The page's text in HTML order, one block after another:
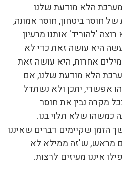
הלא מודעת שלנו
חוסר ביטחון, חוסר אמונה,
'להוריד' אותנו מרעיון
היא עושה זאת כדי לא
אחרות, היא עושה זאת
הלא מודעת שלנו, אם
אפשרי, יתכן ולא נשתדל
מקרה נבין את חוסר
כמשהו שלא תלוי בנו.
הזמן שקיימים דברים שאיננו
מראש, ש'זה ממילא לא
איננו מעיזים לרצות.